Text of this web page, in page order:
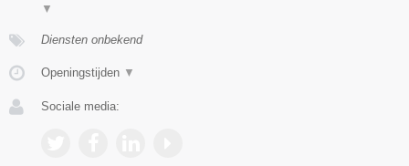
▼
Diensten onbekend
Openingstijden ▼
Sociale media: